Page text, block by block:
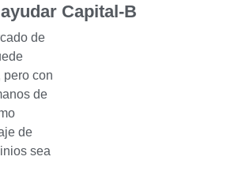
Capital-B
de
pero con
de
de
sea